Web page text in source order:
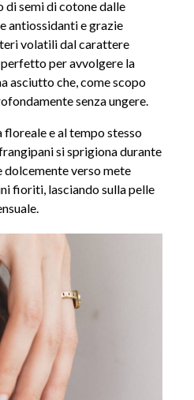
di semi di cotone dalle
antiossidanti e grazie
volatili dal carattere
per avvolgere la
asciutto che, come scopo
senza ungere.
e al tempo stesso
si sprigiona durante
dolcemente verso mete
fioriti, lasciando sulla pelle